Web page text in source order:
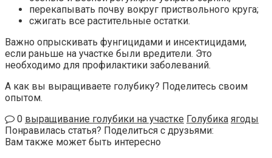
перекапывать почву вокруг приствольного круга;
сжигать все растительные остатки.
Важно опрыскивать фунгицидами и инсектицидами,
если раньше на участке были вредители. Это
необходимо для профилактики заболеваний.
А как вы выращиваете голубику? Поделитесь своим
опытом.
0 выращивание голубики на участке Голубика ягоды
Понравилась статья? Поделиться с друзьями:
Вам также может быть интересно